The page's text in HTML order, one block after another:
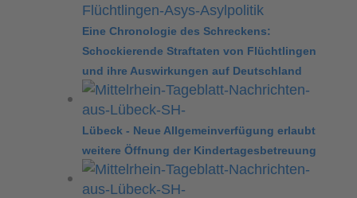
Eine Chronologie des Schreckens:
Schockierende Straftaten von Flüchtlingen
und ihre Auswirkungen auf Deutschland
Lübeck - Neue Allgemeinverfügung erlaubt
weitere Öffnung der Kindertagesbetreuung